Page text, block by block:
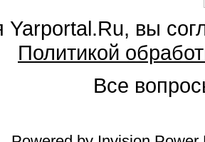
Yarportal.Ru, вы
Политикой
Все